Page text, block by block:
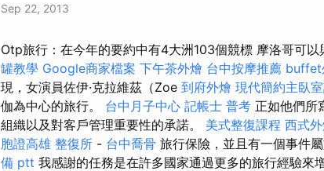
Sep 22, 2013
Otp旅行：在今年的要約中有4大洲103個競標 摩洛哥可以
罐教學 Google商家檔案 下午茶外燴 台中按摩推薦 buffet
現，女演員佐伊·克拉維茲（Zoe 到府外燴 現代簡約主臥
伽為中心的旅行。 台中月子中心 記帳士 普考 正如他們所
組織以及對客戶管理重要性的承諾。 美式整復課程 西式
胞證高雄 整復所 - 台中喬骨 旅行保險，並且有一個事件
備 ptt 我感謝的任務是在許多國家通過更多的旅行經驗來